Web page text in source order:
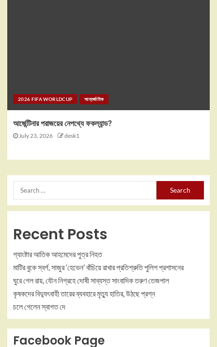
2026 FIFA WORLDCUP আন্তর্জাতিক
আর্জেন্টিনার পরাজয়ের নেপথ্যে ফকল্যান্ড?
July 23, 2026 desk1
Recent Posts
গ্যাংষ্টার আতিক আহমেদের পুত্র নিহত
মাটির বুকে স্বর্গ, সাজুর ‘হেভেন’ বাঁচিয়ে রাখার প্রতিশ্রুতি পুলিশ প্রশাসনের
ঘুরে গেল রায়, যৌন নিগ্রহে দোষী সাব্যস্ত সাংবাদিক তরুণ তেজপাল
কৃষকদের বিদ্যুৎবাহী তারের ব্যবহারে মৃত্যু হাতির, উঠছে প্রশ্ন
চলে গেলেন স্বাগত দে
Facebook Page